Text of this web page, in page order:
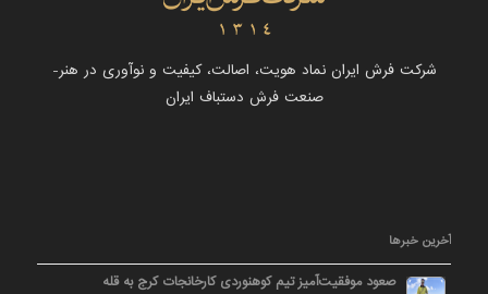
شرکت فرش ایران نماد هویت، اصالت، کیفیت و نوآوری در هنر-
صنعت فرش دستباف ایران
آخرین خبرها
صعود موفقیت‌آمیز تیم کوهنوردی کارخانجات کرج به قله